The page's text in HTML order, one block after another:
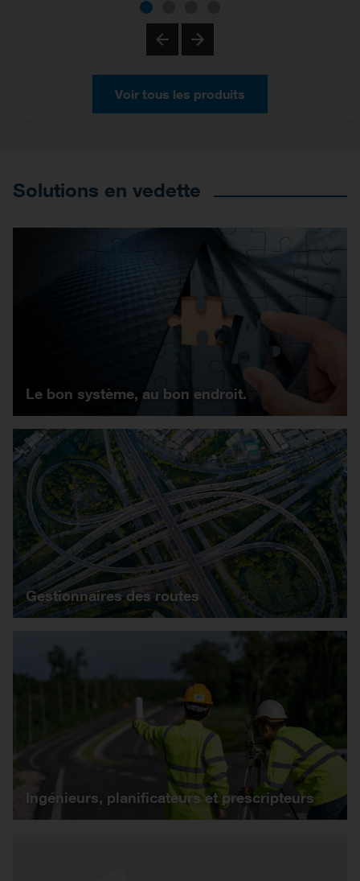
Voir tous les produits
Solutions en vedette
Le bon système, au bon endroit.
Gestionnaires des routes
Ingénieurs, planificateurs et prescripteurs